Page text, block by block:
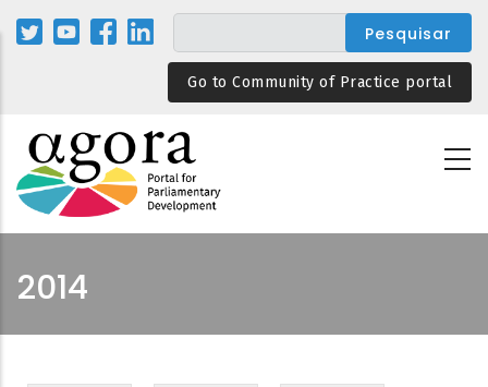
Passar
para
Go to Community of Practice portal
2014